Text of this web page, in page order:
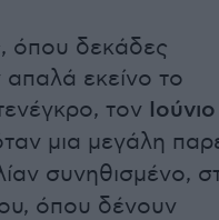
όπου δεκάδες
απαλά εκείνο το
τον Ιούνιο
μια μεγάλη
συνηθισμένο,
όπου δένουν